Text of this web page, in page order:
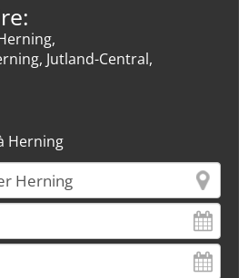
Jutland-Central,
Herning